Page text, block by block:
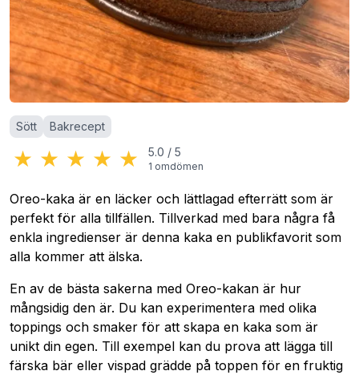
Kategorier:
Sött Bakrecept
★ ★ ★ ★ ★ 5.0 / 5
1 omdömen
Oreo-kaka är en läcker och lättlagad efterrätt som är
perfekt för alla tillfällen. Tillverkad med bara några få
enkla ingredienser är denna kaka en publikfavorit som
alla kommer att älska.
En av de bästa sakerna med Oreo-kakan är hur
mångsidig den är. Du kan experimentera med olika
toppings och smaker för att skapa en kaka som är
unikt din egen. Till exempel kan du prova att lägga till
färska bär eller vispad grädde på toppen för en fruktig